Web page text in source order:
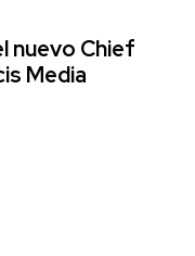
nuevo Chief
Media